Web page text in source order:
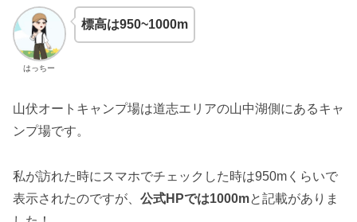
はっちー
標高は950~1000m
山伏オートキャンプ場は道志エリアの山中湖側にあるキャ
ンプ場です。
私が訪れた時にスマホでチェックした時は950mくらいで
表示されたのですが、 公式HPでは1000mと記載がありま